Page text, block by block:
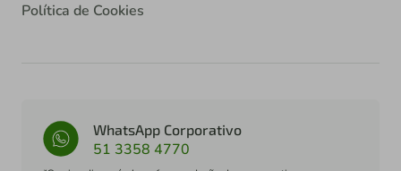
Política de Cookies
WhatsApp Corporativo
51 3358 4770